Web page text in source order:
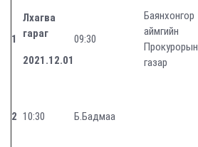
1
Лхагва
гараг
2021.1 2.01
09:30
Баянхонгор
аймгийн
Прокурорын
газар
2 10:30 Б.Бадмаа